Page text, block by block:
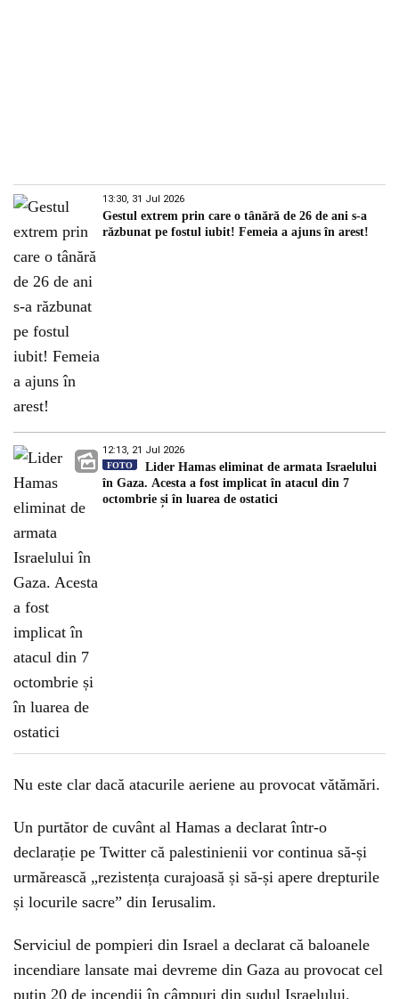
13:30, 31 Jul 2026
Gestul extrem prin care o tânără de 26 de ani s-a
răzbunat pe fostul iubit! Femeia a ajuns în arest!
12:13, 21 Jul 2026
FOTO
Lider Hamas eliminat de armata Israelului
în Gaza. Acesta a fost implicat în atacul din 7
octombrie și în luarea de ostatici
Nu este clar dacă atacurile aeriene au provocat vătămări.
Un purtător de cuvânt al Hamas a declarat într-o
declarație pe Twitter că palestinienii vor continua să-și
urmărească „rezistența curajoasă și să-și apere drepturile
și locurile sacre” din Ierusalim.
Serviciul de pompieri din Israel a declarat că baloanele
incendiare lansate mai devreme din Gaza au provocat cel
puțin 20 de incendii în câmpuri din sudul Israelului.